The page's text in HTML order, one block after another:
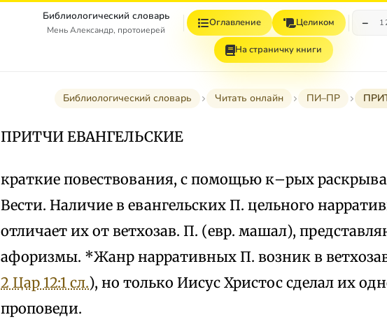
Библиологический словарь
Мень Александр, протоиерей
Оглавление Целиком −
На страничку книги
Библиологический словарь Читать онлайн ПИ–ПР
ПРИТЧИ ЕВАНГЕЛЬСКИЕ
краткие повествования, с помощью к–рых
Вести. Наличие в евангельских П. цельного
отличает их от ветхозав. П. (евр. машал),
афоризмы. *Жанр нарративных П. возник в
2 Цар 12:1 сл.), но только Иисус Христос сделал их
проповеди.